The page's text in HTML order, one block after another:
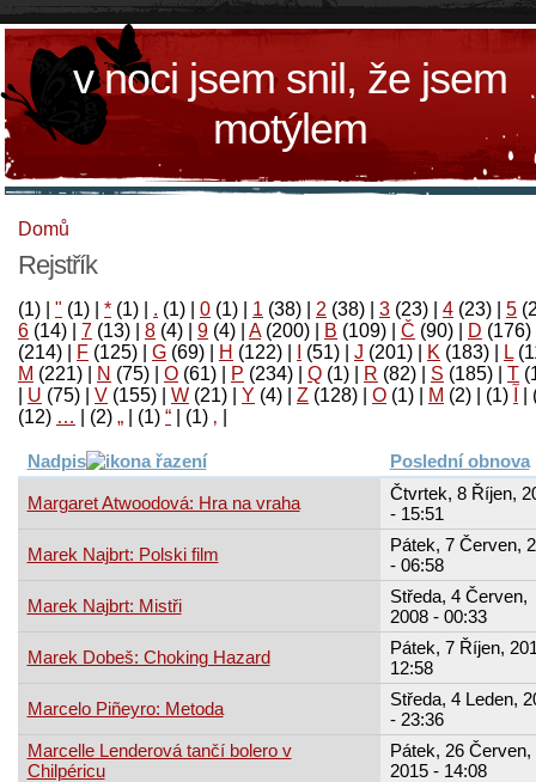
v noci jsem snil, že jsem
motýlem
Domů
Rejstřík
(1) " (1) * (1) . (1) 0 (1) 1 (38) 2 (38) 3 (23) 4 (23) 5
6 (14) 7 (13) 8 (4) 9 (4) A(200) B (109) Č (90) D (176)
(214)
F (125) G (69) H (122) (51) J (201) K (183) L
M (221) N (75) O (61) P (234) Q (1) R (82) S (185) T
U (75) V (155) W (21) Y (4) Z (128) Ο (1) М (2)
(1)
‚
(1)
“
(1)
„
(2)
…
(12)
Nadpis Poslední obnova
Margaret Atwoodová: Hra na vraha
Čtvrtek, 8 Říjen,
- 15:51
Marek Najbrt: Polski film
Pátek, 7 Červen,
- 06:58
Marek Najbrt: Mistři
Středa, 4 Červen,
2008 - 00:33
Marek Dobeš: Choking Hazard
Pátek, 7 Říjen,
12:58
Marcelo Piñeyro: Metoda
Středa, 4 Leden,
- 23:36
Marcelle Lenderová tančí bolero v
Chilpéricu
Pátek, 26 Červen,
2015 - 14:08